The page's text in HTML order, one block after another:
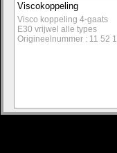
Viscokoppeling
Visco koppeling 4-gaats
E30 vrijwel alle types
Origineelnummer : 11 52